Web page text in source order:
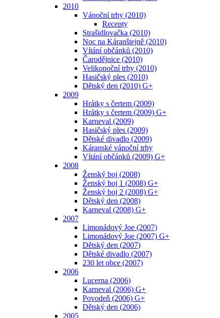
2010
Vánoční trhy (2010)
Recepty
Strašidlovačka (2010)
Noc na Káranštejně (2010)
Vítání občánků (2010)
Čarodějnice (2010)
Velikonoční trhy (2010)
Hasičský ples (2010)
Dětský den (2010) G+
2009
Hrátky s čertem (2009)
Hrátky s čertem (2009) G+
Karneval (2009)
Hasičský ples (2009)
Dětské divadlo (2009)
Káranské vánoční trhy
Vítání občánků (2009) G+
2008
Ženský boj (2008)
Ženský boj 1 (2008) G+
Ženský boj 2 (2008) G+
Dětský den (2008)
Karneval (2008) G+
2007
Limonádový Joe (2007)
Limonádový Joe (2007) G+
Dětský den (2007)
Dětské divadlo (2007)
230 let obce (2007)
2006
Lucerna (2006)
Karneval (2006) G+
Povodeň (2006) G+
Dětský den (2006)
2005